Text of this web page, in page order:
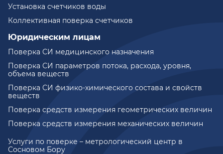
Услуги по поверке – метрологический центр в
Сосновом Бору
Установка счетчиков воды
Коллективная поверка счетчиков
Юридическим лицам
Поверка СИ медицинского назначения
Поверка СИ параметров потока, расхода, уровня,
объема веществ
Поверка СИ физико-химического состава и свойств
веществ
Поверка средств измерения геометрических величин
Поверка средств измерения механических величин